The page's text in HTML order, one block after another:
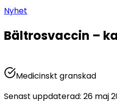
Nyhet
Bältrosvaccin –
Medicinskt granskad
Senast uppdaterad: 26 maj